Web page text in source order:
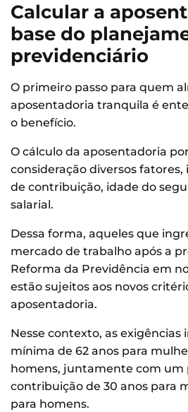
Calcular a
base do
previdenciário
O primeiro passo para quem
aposentadoria tranquila é
o benefício.
O cálculo da aposentadoria
consideração diversos
de contribuição, idade do
salarial.
Dessa forma, aqueles que
mercado de trabalho após a
Reforma da Previdência em
estão sujeitos aos novos
aposentadoria.
Nesse contexto, as
mínima de 62 anos para
homens, juntamente com um
contribuição de 30 anos para
para homens.